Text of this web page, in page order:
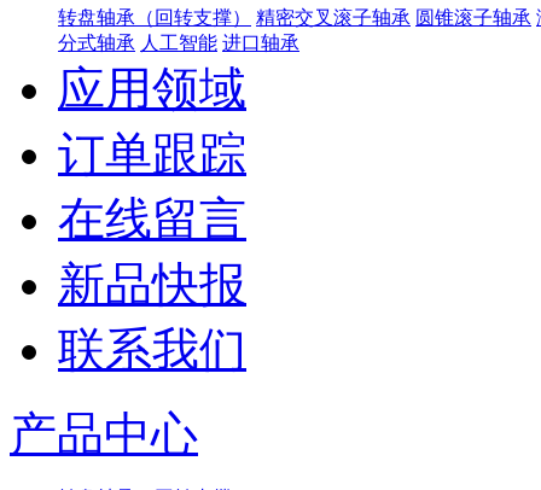
转盘轴承（回转支撑） 精密交叉滚子轴承 圆锥滚子轴承
分式轴承 人工智能 进口轴承
应用领域
订单跟踪
在线留言
新品快报
联系我们
产品中心